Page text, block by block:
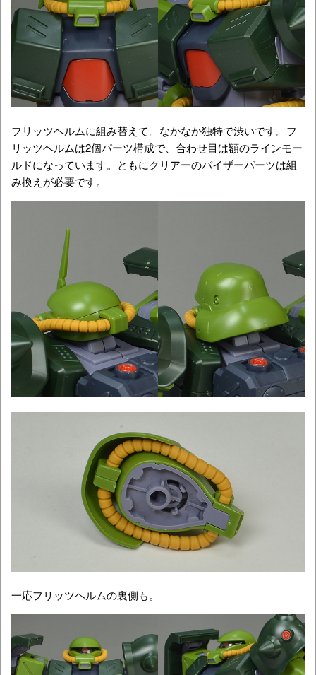
フリッツヘルムに組み替えて。なかなか独特で渋いです。フ
リッツヘルムは2個パーツ構成で、合わせ目は額のラインモー
ルドになっています。ともにクリアーのバイザーパーツは組
み換えが必要です。
一応フリッツヘルムの裏側も。